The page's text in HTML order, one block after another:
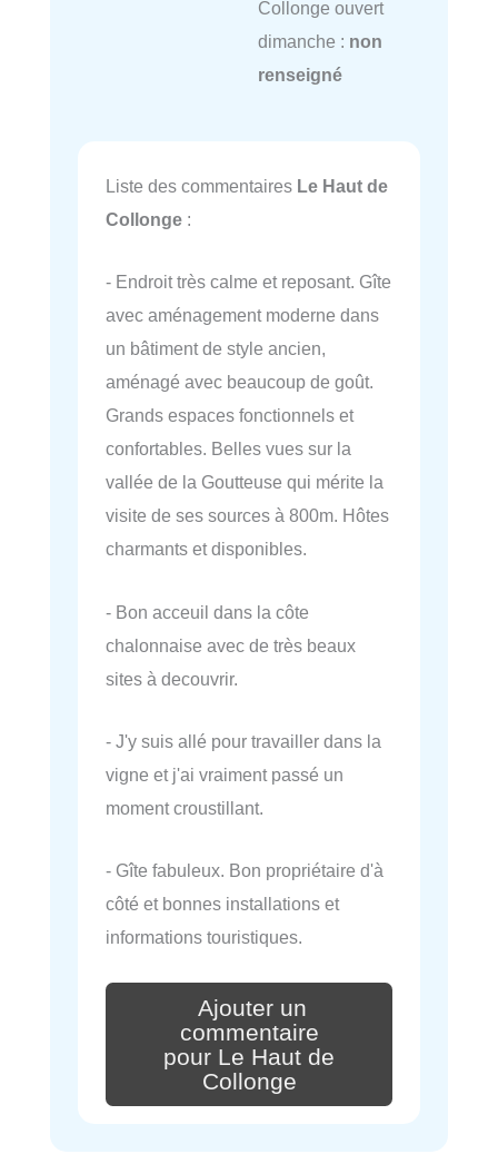
Collonge ouvert
dimanche : non
renseigné
Liste des commentaires Le Haut de
Collonge :
- Endroit très calme et reposant. Gîte
avec aménagement moderne dans
un bâtiment de style ancien,
aménagé avec beaucoup de goût.
Grands espaces fonctionnels et
confortables. Belles vues sur la
vallée de la Goutteuse qui mérite la
visite de ses sources à 800m. Hôtes
charmants et disponibles.
- Bon acceuil dans la côte
chalonnaise avec de très beaux
sites à decouvrir.
- J'y suis allé pour travailler dans la
vigne et j'ai vraiment passé un
moment croustillant.
- Gîte fabuleux. Bon propriétaire d'à
côté et bonnes installations et
informations touristiques.
Ajouter un
commentaire
pour Le Haut de
Collonge